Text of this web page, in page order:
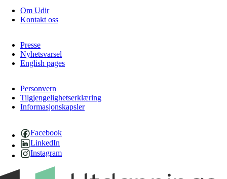
Om Udir
Kontakt oss
Presse
Nyhetsvarsel
English pages
Personvern
Tilgjengelighetserklæring
Informasjonskapsler
Facebook
LinkedIn
Instagram